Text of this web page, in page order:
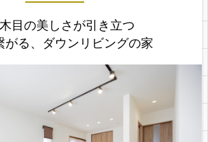
目の美しさが引き立つ
がる、ダウンリビングの家